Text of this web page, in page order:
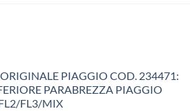
PIAGGIO COD. 234471:
PARABREZZA PIAGGIO
FL3/MIX